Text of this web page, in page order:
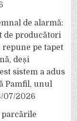
de alarmă:
de producători
repune pe tapet
deși
sistem a adus
Pamfil, unul
07/2026
parcările